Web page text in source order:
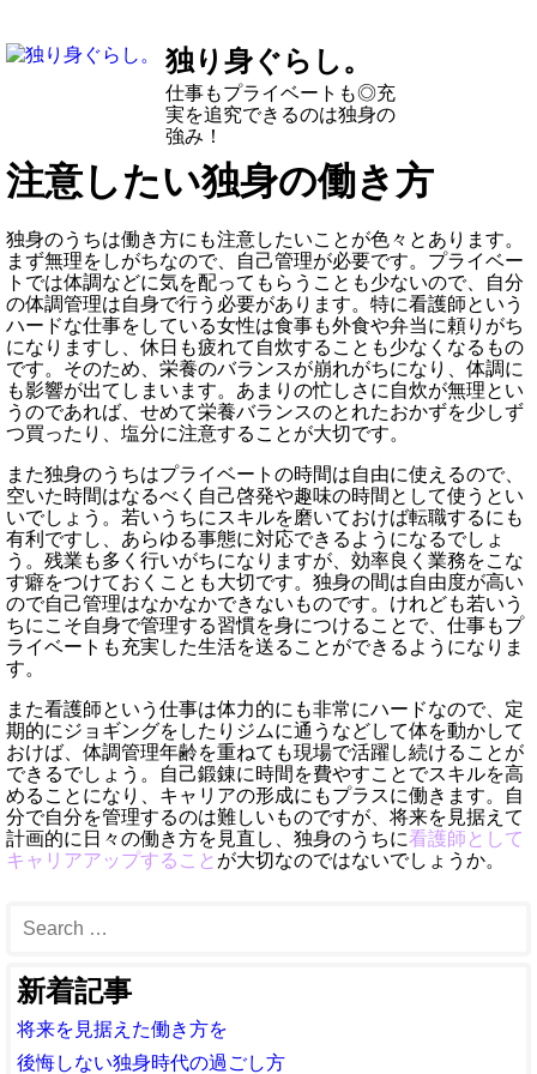
独り身ぐらし。
仕事もプライベートも◎充
実を追究できるのは独身の
強み！
注意したい独身の働き方
独身のうちは働き方にも注意したいことが色々とあります。
まず無理をしがちなので、自己管理が必要です。プライベー
トでは体調などに気を配ってもらうことも少ないので、自分
の体調管理は自身で行う必要があります。特に看護師という
ハードな仕事をしている女性は食事も外食や弁当に頼りがち
になりますし、休日も疲れて自炊することも少なくなるもの
です。そのため、栄養のバランスが崩れがちになり、体調に
も影響が出てしまいます。あまりの忙しさに自炊が無理とい
うのであれば、せめて栄養バランスのとれたおかずを少しず
つ買ったり、塩分に注意することが大切です。
また独身のうちはプライベートの時間は自由に使えるので、
空いた時間はなるべく自己啓発や趣味の時間として使うとい
いでしょう。若いうちにスキルを磨いておけば転職するにも
有利ですし、あらゆる事態に対応できるようになるでしょ
う。残業も多く行いがちになりますが、効率良く業務をこな
す癖をつけておくことも大切です。独身の間は自由度が高い
ので自己管理はなかなかできないものです。けれども若いう
ちにこそ自身で管理する習慣を身につけることで、仕事もプ
ライベートも充実した生活を送ることができるようになりま
す。
また看護師という仕事は体力的にも非常にハードなので、定
期的にジョギングをしたりジムに通うなどして体を動かして
おけば、体調管理年齢を重ねても現場で活躍し続けることが
できるでしょう。自己鍛錬に時間を費やすことでスキルを高
めることになり、キャリアの形成にもプラスに働きます。自
分で自分を管理するのは難しいものですが、将来を見据えて
計画的に日々の働き方を見直し、独身のうちに看護師として
キャリアアップすること が大切なのではないでしょうか。
新着記事
将来を見据えた働き方を
後悔しない独身時代の過ごし方